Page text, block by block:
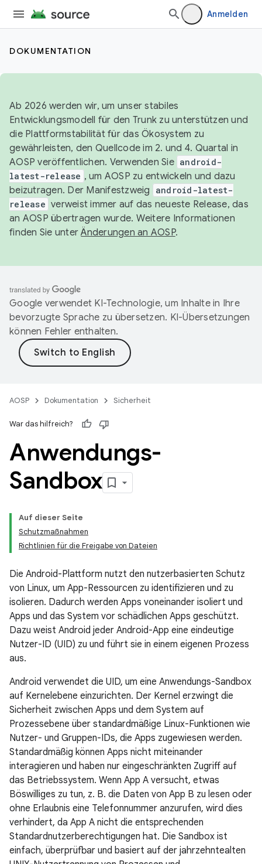
Anmelden
DOKUMENTATION
Ab 2026 werden wir, um unser stabiles
Entwicklungsmodell für den Trunk zu unterstützen und
die Plattformstabilität für das Ökosystem zu
gewährleisten, den Quellcode im 2. und 4. Quartal in
AOSP veröffentlichen. Verwenden Sie android-
latest-release , um AOSP zu entwickeln und dazu
beizutragen. Der Manifestzweig
android-latest-
release verweist immer auf das neueste Release, das
an AOSP übertragen wurde. Weitere Informationen
finden Sie unterÄnderungen an AOSP.
Google verwendet KI-Technologie, um Inhalte in Ihre
bevorzugte Sprache zu übersetzen. KI-Übersetzungen
können Fehler enthalten.
AOSP Dokumentation Sicherheit
War das hilfreich?
Anwendungs-
Sandbox
Auf dieser Seite
Schutzmaßnahmen
Richtlinien für die Freigabe von Dateien
Die Android-Plattform nutzt den nutzerbasierten Schutz
von Linux, um App-Ressourcen zu identifizieren und zu
isolieren. Dadurch werden Apps voneinander isoliert und
Apps und das System vor schädlichen Apps geschützt.
Dazu weist Android jeder Android-App eine eindeutige
Nutzer-ID (UID) zu und führt sie in einem eigenen Prozess
aus.
Android verwendet die UID, um eine Anwendungs-Sandbox
auf Kernelebene einzurichten. Der Kernel erzwingt die
Sicherheit zwischen Apps und dem System auf
Prozessebene über standardmäßige Linux-Funktionen wie
Nutzer- und Gruppen-IDs, die Apps zugewiesen werden.
Standardmäßig können Apps nicht miteinander
interagieren und haben nur eingeschränkten Zugriff auf
das Betriebssystem. Wenn App A versucht, etwas
Böswilliges zu tun, z. B. die Daten von App B zu lesen oder
ohne Erlaubnis eine Telefonnummer anzurufen, wird dies
verhindert, da App A nicht die entsprechenden
Standardnutzerberechtigungen hat. Die Sandbox ist
einfach, überprüfbar und basiert auf der jahrzehntealten